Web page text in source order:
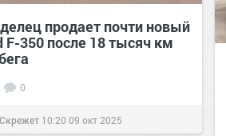
продает почти новый
F-350 после 18 тысяч км
0
10:20 09 окт 2025